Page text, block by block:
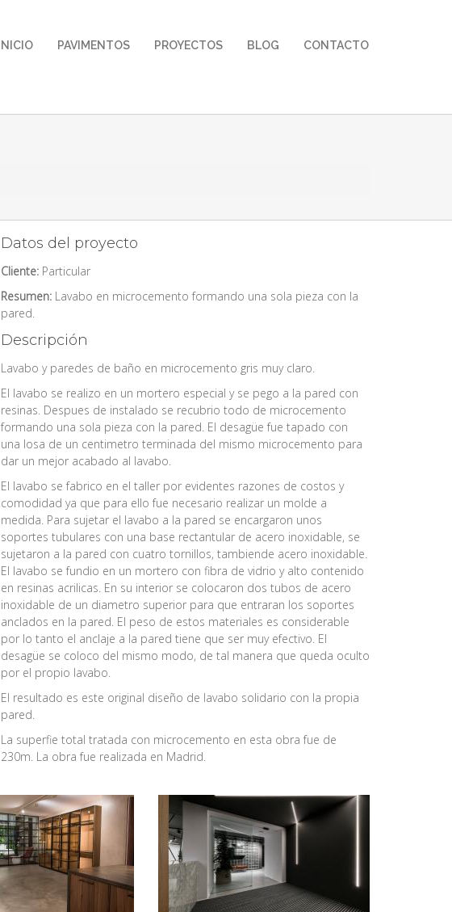
INICIO PAVIMENTOS PROYECTOS BLOG CONTACTO
Datos del proyecto
Cliente:Particular
Resumen:Lavabo en microcemento formando una sola pieza con la
pared.
Descripción
Lavabo y paredes de baño en microcemento gris muy claro.
El lavabo se realizo en un mortero especial y se pego a la pared con
resinas. Despues de instalado se recubrio todo de microcemento
formando una sola pieza con la pared. El desagüe fue tapado con
una losa de un centimetro terminada del mismo microcemento para
dar un mejor acabado al lavabo.
El lavabo se fabrico en el taller por evidentes razones de costos y
comodidad ya que para ello fue necesario realizar un molde a
medida. Para sujetar el lavabo a la pared se encargaron unos
soportes tubulares con una base rectantular de acero inoxidable, se
sujetaron a la pared con cuatro tornillos, tambiende acero inoxidable.
El lavabo se fundio en un mortero con fibra de vidrio y alto contenido
en resinas acrilicas. En su interior se colocaron dos tubos de acero
inoxidable de un diametro superior para que entraran los soportes
anclados en la pared. El peso de estos materiales es considerable
por lo tanto el anclaje a la pared tiene que ser muy efectivo. El
desagüe se coloco del mismo modo, de tal manera que queda oculto
por el propio lavabo.
El resultado es este original diseño de lavabo solidario con la propia
pared.
La superfie total tratada con microcemento en esta obra fue de
230m. La obra fue realizada en Madrid.